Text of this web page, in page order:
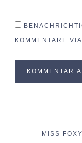
KOMMENTARE
MISS